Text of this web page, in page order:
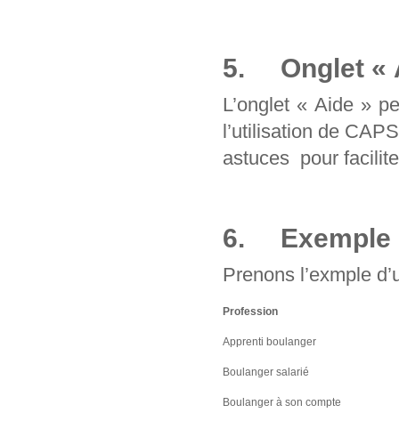
5. Onglet «
L’onglet « Aide »
l’utilisation de
astuces pour
6. Exemple
Prenons l’exmple
Profession
Apprenti boulanger
Boulanger salarié
Boulanger à son compte